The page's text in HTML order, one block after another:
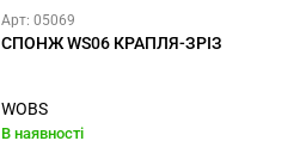
Арт: 05069
СПОНЖ WS06 КРАПЛЯ-ЗРІЗ
WOBS
В наявності